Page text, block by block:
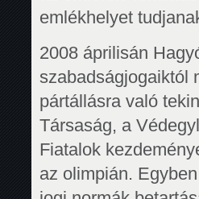
emlékhelyet
2008 áprilisán
szabadságjogaiktól
pártállásra való
Társaság, a
Fiatalok
az olimpián.